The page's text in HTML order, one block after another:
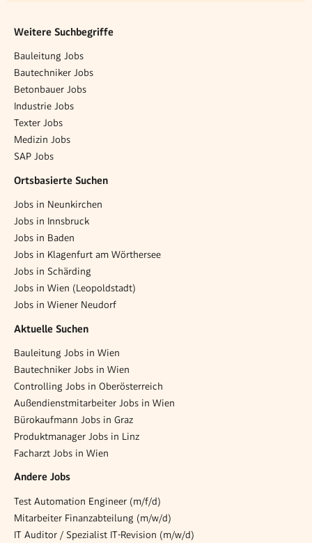
Weitere Suchbegriffe
Bauleitung Jobs
Bautechniker Jobs
Betonbauer Jobs
Industrie Jobs
Texter Jobs
Medizin Jobs
SAP Jobs
Ortsbasierte Suchen
Jobs in Neunkirchen
Jobs in Innsbruck
Jobs in Baden
Jobs in Klagenfurt am Wörthersee
Jobs in Schärding
Jobs in Wien (Leopoldstadt)
Jobs in Wiener Neudorf
Aktuelle Suchen
Bauleitung Jobs in Wien
Bautechniker Jobs in Wien
Controlling Jobs in Oberösterreich
Außendienstmitarbeiter Jobs in Wien
Bürokaufmann Jobs in Graz
Produktmanager Jobs in Linz
Facharzt Jobs in Wien
Andere Jobs
Test Automation Engineer (m/f/d)
Mitarbeiter Finanzabteilung (m/w/d)
IT Auditor / Spezialist IT-Revision (m/w/d)